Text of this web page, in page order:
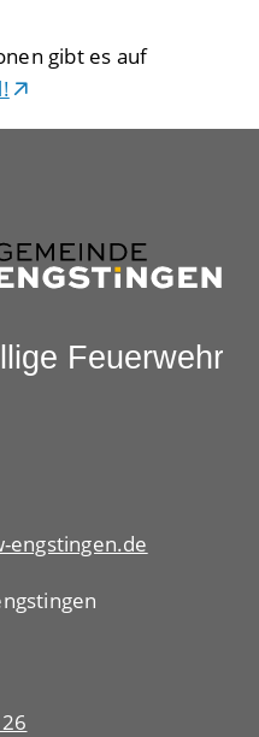
gibt es auf
engstingen.de